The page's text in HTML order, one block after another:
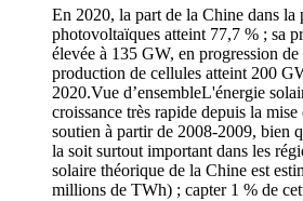
En 2020, la part de la Chine dans la
photovoltaïques atteint 77,7 % ; sa
élevée à 135 GW, en progression
production de cellules atteint 200
2020.Vue d’ensembleL'énergie
croissance très rapide depuis la
soutien à partir de 2008-2009, bien
la soit surtout important dans les
solaire théorique de la Chine est
millions de TWh) ; capter 1 % de